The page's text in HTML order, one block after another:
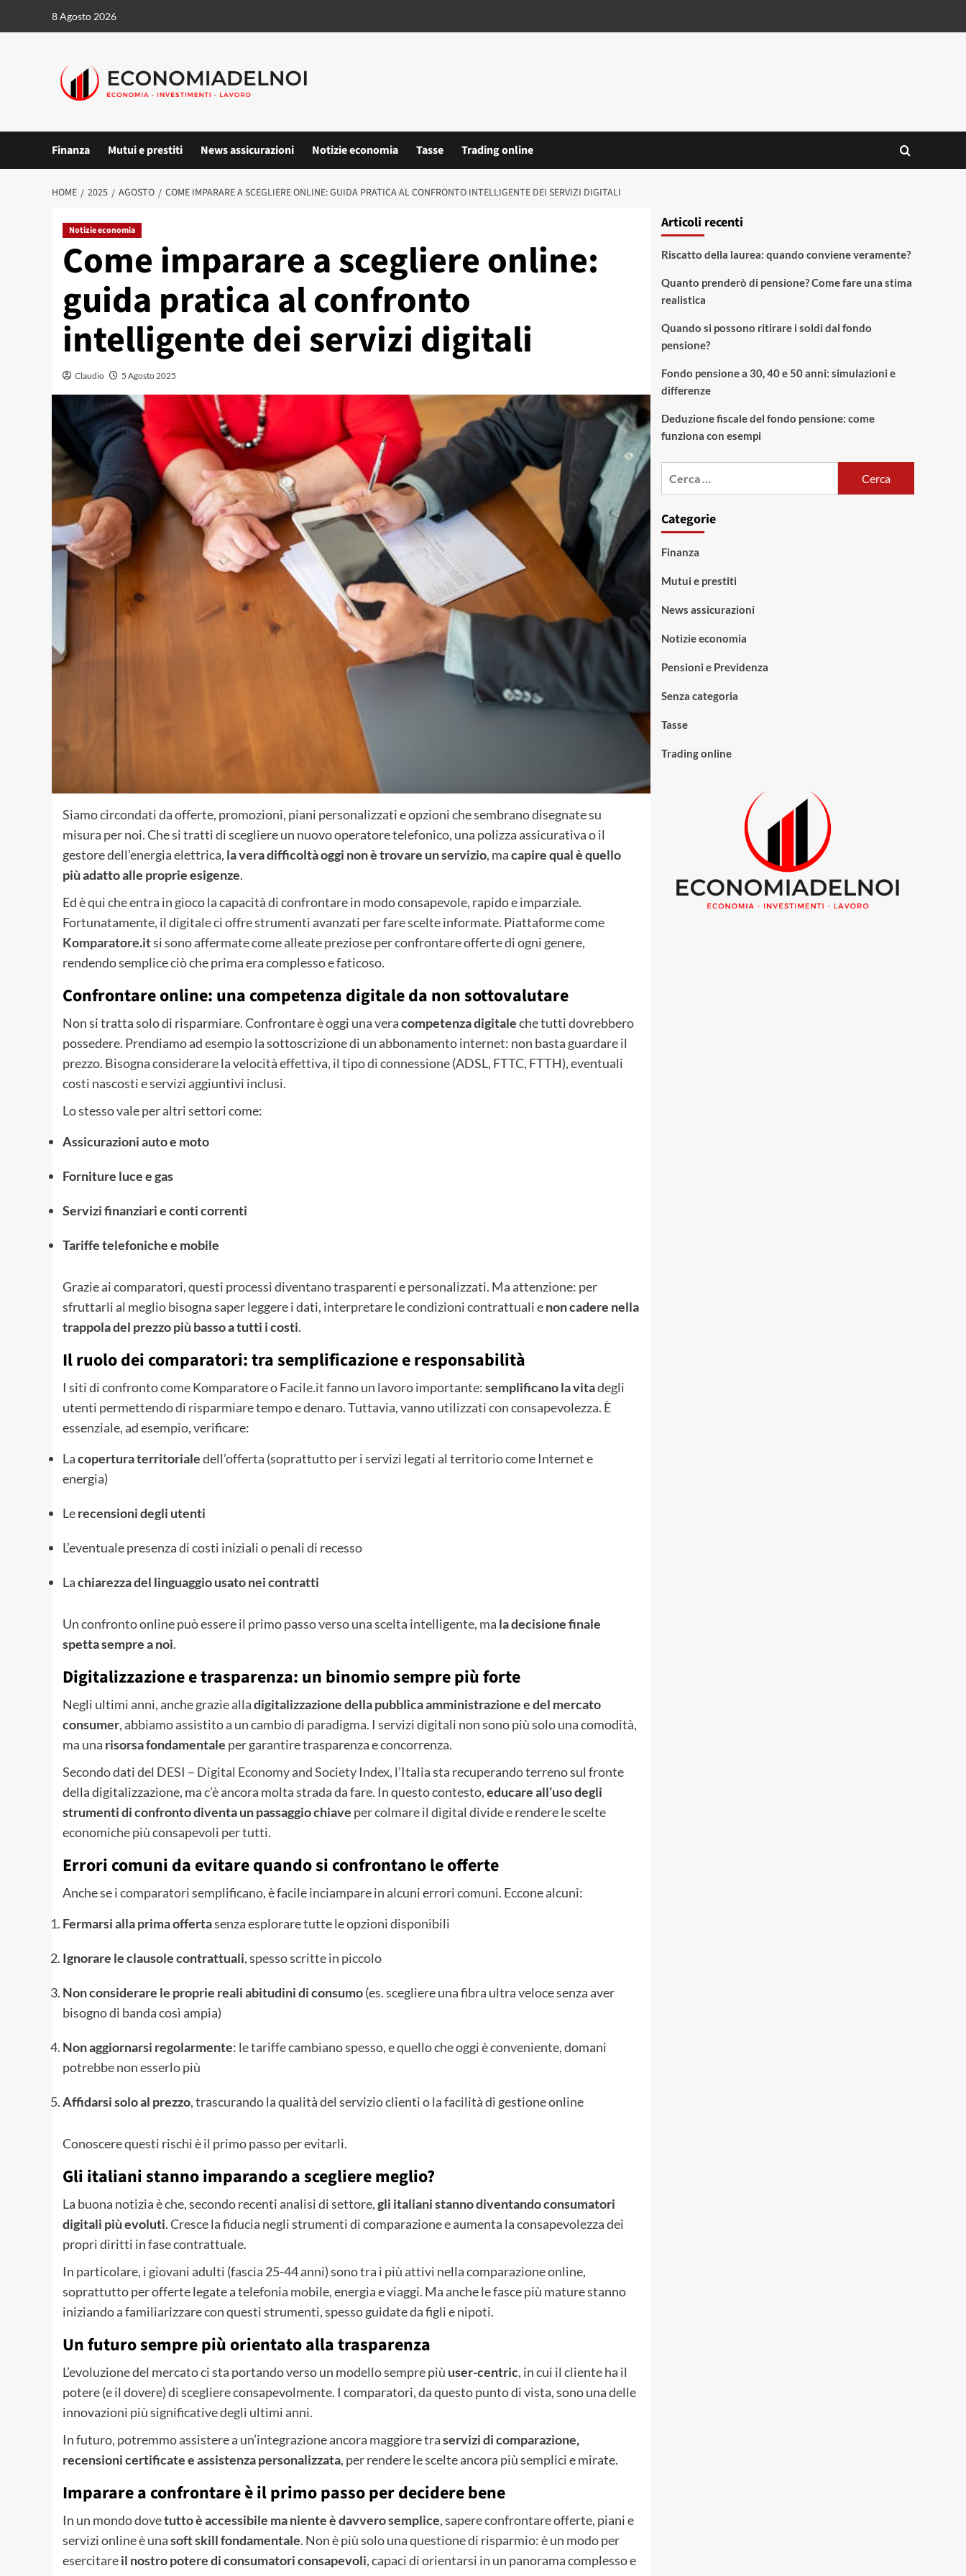
8 Agosto 2026
Finanza Mutui e prestiti News assicurazioni Notizie economia Tasse Trading online
HOME 2025 AGOSTO COME IMPARARE A SCEGLIERE ONLINE: GUIDA PRATICA AL CONFRONTO INTELLIGENTE DEI SERVIZI DIGITALI
Notizie economia
Come imparare a scegliere online:
guida pratica al confronto
intelligente dei servizi digitali
Claudio 5 Agosto 2025
Siamo circondati da offerte, promozioni, piani personalizzati e opzioni che sembrano disegnate su
misura per noi. Che si tratti di scegliere un nuovo operatore telefonico, una polizza assicurativa o il
gestore dell’energia elettrica, la vera difficoltà oggi non è trovare un servizio, macapire qual è quello
più adatto alle proprie esigenze.
Ed è qui che entra in gioco la capacità di confrontare in modo consapevole, rapido e imparziale.
Fortunatamente, il digitale ci offre strumenti avanzati per fare scelte informate. Piattaforme come
Komparatore.itsi sono affermate come alleate preziose per confrontare offerte di ogni genere,
rendendo semplice ciò che prima era complesso e faticoso.
Confrontare online: una competenza digitale da non sottovalutare
Non si tratta solo di risparmiare. Confrontare è oggi una veracompetenza digitaleche tutti dovrebbero
possedere. Prendiamo ad esempio la sottoscrizione di un abbonamento internet: non basta guardare il
prezzo. Bisogna considerare la velocità effettiva, il tipo di connessione (ADSL, FTTC, FTTH), eventuali
costi nascosti e servizi aggiuntivi inclusi.
Lo stesso vale per altri settori come:
Assicurazioni auto e moto
Forniture luce e gas
Servizi finanziari e conti correnti
Tariffe telefoniche e mobile
Grazie ai comparatori, questi processi diventano trasparenti e personalizzati. Ma attenzione: per
sfruttarli al meglio bisogna saper leggere i dati, interpretare le condizioni contrattuali enon cadere nella
trappola del prezzo più basso a tutti i costi.
Il ruolo dei comparatori: tra semplificazione e responsabilità
I siti di confronto come Komparatore oFacile.itfanno un lavoro importante:semplificano la vitadegli
utenti permettendo di risparmiare tempo e denaro. Tuttavia, vanno utilizzati con consapevolezza. È
essenziale, ad esempio, verificare:
Lacopertura territorialedell’offerta (soprattutto per i servizi legati al territorio come Internet e
energia)
Lerecensioni degli utenti
L’eventuale presenza di costi iniziali o penali di recesso
Lachiarezza del linguaggio usato nei contratti
Un confronto online può essere il primo passo verso una scelta intelligente, ma la decisione finale
spetta sempre a noi.
Digitalizzazione e trasparenza: un binomio sempre più forte
Negli ultimi anni, anche grazie alladigitalizzazione della pubblica amministrazione e del mercato
consumer, abbiamo assistito a un cambio di paradigma. I servizi digitali non sono più solo una comodità,
ma una risorsa fondamentale per garantire trasparenza e concorrenza.
Secondo dati del DESI – Digital Economy and Society Index, l’Italia sta recuperando terreno sul fronte
della digitalizzazione, ma c’è ancora molta strada da fare. In questo contesto,educare all’uso degli
strumenti di confronto diventa un passaggio chiave per colmare il digital divide e rendere le scelte
economiche più consapevoli per tutti.
Errori comuni da evitare quando si confrontano le offerte
Anche se i comparatori semplificano, è facile inciampare in alcuni errori comuni. Eccone alcuni:
Fermarsi alla prima offertasenza esplorare tutte le opzioni disponibili
Ignorare le clausole contrattuali, spesso scritte in piccolo
Non considerare le proprie reali abitudini di consumo(es. scegliere una fibra ultra veloce senza aver
bisogno di banda così ampia)
Non aggiornarsi regolarmente: le tariffe cambiano spesso, e quello che oggi è conveniente, domani
potrebbe non esserlo più
Affidarsi solo al prezzo, trascurando la qualità del servizio clienti o la facilità di gestione online
Conoscere questi rischi è il primo passo per evitarli.
Gli italiani stanno imparando a scegliere meglio?
La buona notizia è che, secondo recenti analisi di settore,gli italiani stanno diventando consumatori
digitali più evoluti. Cresce la fiducia negli strumenti di comparazione e aumenta la consapevolezza dei
propri diritti in fase contrattuale.
In particolare, i giovani adulti (fascia 25-44 anni) sono tra i più attivi nella comparazione online,
soprattutto per offerte legate a telefonia mobile, energia e viaggi. Ma anche le fasce più mature stanno
iniziando a familiarizzare con questi strumenti, spesso guidate da figli e nipoti.
Un futuro sempre più orientato alla trasparenza
L’evoluzione del mercato ci sta portando verso un modello sempre più user-centric, in cui il cliente ha il
potere (e il dovere) di scegliere consapevolmente. I comparatori, da questo punto di vista, sono una delle
innovazioni più significative degli ultimi anni.
In futuro, potremmo assistere a un’integrazione ancora maggiore traservizi di comparazione,
recensioni certificate e assistenza personalizzata, per rendere le scelte ancora più semplici e mirate.
Imparare a confrontare è il primo passo per decidere bene
In un mondo dovetutto è accessibile ma niente è davvero semplice, sapere confrontare offerte, piani e
servizi online è unasoft skill fondamentale. Non è più solo una questione di risparmio: è un modo per
esercitareil nostro potere di consumatori consapevoli, capaci di orientarsi in un panorama complesso e
Articoli recenti
Riscatto della laurea: quando conviene veramente?
Quanto prenderò di pensione? Come fare una stima
realistica
Quando si possono ritirare i soldi dal fondo
pensione?
Fondo pensione a 30, 40 e 50 anni: simulazioni e
differenze
Deduzione fiscale del fondo pensione: come
funziona con esempi
Categorie
Finanza
Mutui e prestiti
News assicurazioni
Notizie economia
Pensioni e Previdenza
Senza categoria
Tasse
Trading online